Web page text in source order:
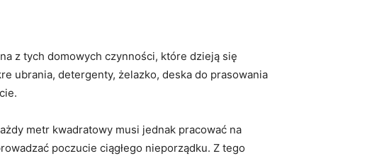
z tych domowych czynności, które dzieją się
ubrania, detergenty, żelazko, deska do prasowania
metr kwadratowy musi jednak pracować na
poczucie ciągłego nieporządku. Z tego